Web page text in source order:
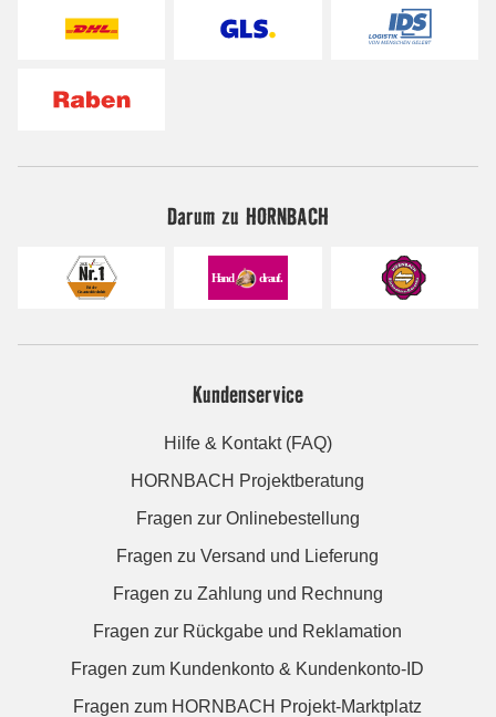
Darum zu HORNBACH
Kundenservice
Hilfe & Kontakt (FAQ)
HORNBACH Projektberatung
Fragen zur Onlinebestellung
Fragen zu Versand und Lieferung
Fragen zu Zahlung und Rechnung
Fragen zur Rückgabe und Reklamation
Fragen zum Kundenkonto & Kundenkonto-ID
Fragen zum HORNBACH Projekt-Marktplatz